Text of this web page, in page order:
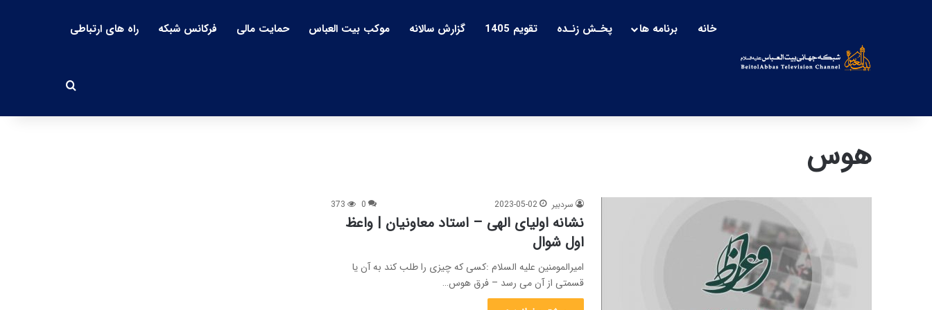
خانه برنامه ها پخـش زنـده تقویم 1405 گزارش سالانه موکب بیت العباس حمایت مالی فرکانس شبکه راه های ارتباطی
هوس
سردبیر 2023-05-02
0
373
نشانه اولیای الهی – استاد معاونیان | واعظ
اول شوال
امیرالمومنین علیه السلام :کسی که چیزی را طلب کند به آن یا
قسمتی از آن می رسد – فرق هوس…